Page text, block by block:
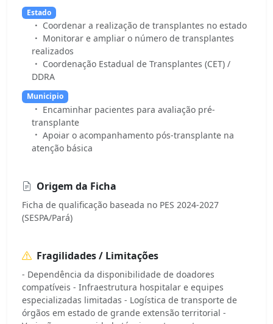
Estado
Coordenar a realização de transplantes no estado
Monitorar e ampliar o número de transplantes
realizados
Coordenação Estadual de Transplantes (CET) /
DDRA
Municipio
Encaminhar pacientes para avaliação pré-
transplante
Apoiar o acompanhamento pós-transplante na
atenção básica
Origem da Ficha
Ficha de qualificação baseada no PES 2024-2027
(SESPA/Pará)
Fragilidades / Limitações
- Dependência da disponibilidade de doadores
compatíveis - Infraestrutura hospitalar e equipes
especializadas limitadas - Logística de transporte de
órgãos em estado de grande extensão territorial -